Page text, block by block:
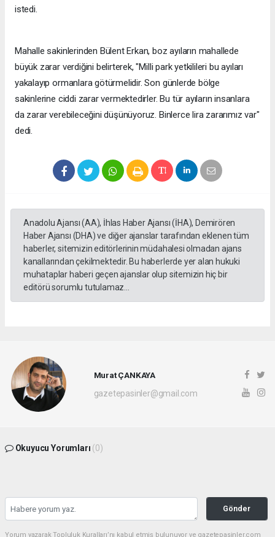
istedi.
Mahalle sakinlerinden Bülent Erkan, boz ayıların mahallede
büyük zarar verdiğini belirterek, "Milli park yetkilileri bu ayıları
yakalayıp ormanlara götürmelidir. Son günlerde bölge
sakinlerine ciddi zarar vermektedirler. Bu tür ayıların insanlara
da zarar verebileceğini düşünüyoruz. Binlerce lira zararımız var"
dedi.
Anadolu Ajansı (AA), İhlas Haber Ajansı (İHA), Demirören
Haber Ajansı (DHA) ve diğer ajanslar tarafından eklenen tüm
haberler, sitemizin editörlerinin müdahalesi olmadan ajans
kanallarından çekilmektedir. Bu haberlerde yer alan hukuki
muhataplar haberi geçen ajanslar olup sitemizin hiç bir
editörü sorumlu tutulamaz...
Murat ÇANKAYA
gazetepasinler@gmail.com
Okuyucu Yorumları (0)
Gönder
Yorum yazarak Topluluk Kuralları’nı kabul etmiş bulunuyor ve gazetepasinler.com